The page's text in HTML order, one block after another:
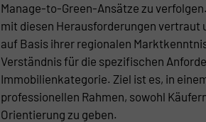
Manage-to-Green-Ansätze zu
mit diesen Herausforderungen vertraut
auf Basis ihrer regionalen
Verständnis für die spezifischen
Immobilienkategorie. Ziel ist es, in
professionellen Rahmen, sowohl
Orientierung zu geben.